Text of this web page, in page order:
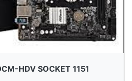
HDV SOCKET 1151